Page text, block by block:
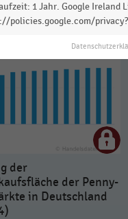
der
der Penny-
in Deutschland
1 Jahr. Google Ireland
policies.google.com/